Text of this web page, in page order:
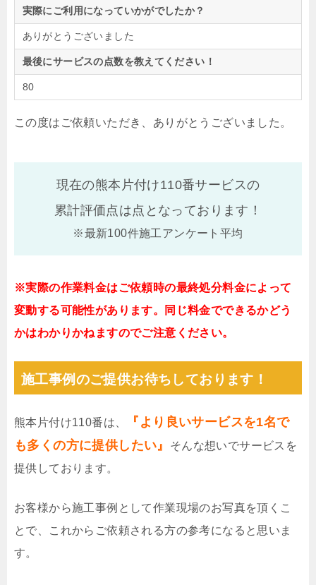
実際にご利用になっていかがでしたか？
ありがとうございました
最後にサービスの点数を教えてください！
80
この度はご依頼いただき、ありがとうございました。
現在の熊本片付け110番サービスの
累計評価点は点となっております！
※最新100件施工アンケート平均
※実際の作業料金はご依頼時の最終処分料金によって
変動する可能性があります。同じ料金でできるかどう
かはわかりかねますのでご注意ください。
施工事例のご提供お待ちしております！
熊本片付け110番は、
『より良いサービスを1名で
も多くの方に提供したい』
そんな想いでサービスを
提供しております。
お客様から施工事例として作業現場のお写真を頂くこ
とで、これからご依頼される方の参考になると思いま
す。